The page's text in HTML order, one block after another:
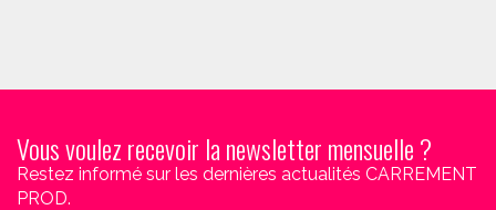
Vous voulez recevoir la newsletter mensuelle ?
Restez informé sur les dernières actualités CARREMENT
PROD.